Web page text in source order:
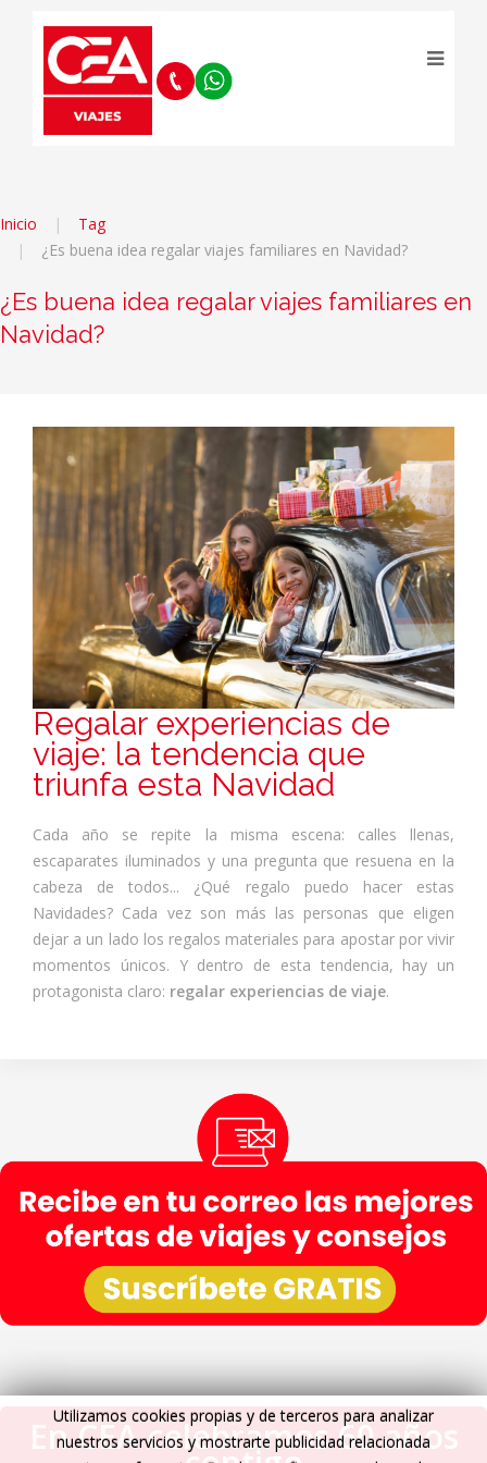
Inicio
Tag
¿Es buena idea regalar viajes familiares en Navidad?
¿Es buena idea regalar viajes familiares en
Navidad?
Regalar experiencias de
viaje: la tendencia que
triunfa esta Navidad
Cada año se repite la misma escena: calles llenas,
escaparates iluminados y una pregunta que resuena en la
cabeza de todos... ¿Qué regalo puedo hacer estas
Navidades? Cada vez son más las personas que eligen
dejar a un lado los regalos materiales para apostar por vivir
momentos únicos. Y dentro de esta tendencia, hay un
protagonista claro: regalar experiencias de viaje.
En CEA celebramos 60 años
Utilizamos cookies propias y de terceros para analizar
nuestros servicios y mostrarte publicidad relacionada